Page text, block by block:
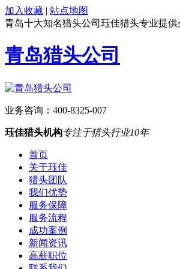
加入收藏 | 站点地图
青岛十大知名猎头公司珏佳猎头专业提
青岛猎头公司
业务咨询： 400-8325-007
珏佳猎头机构专注于猎头行业10年
首页
关于珏佳
猎头团队
我们优势
服务保障
服务流程
成功案例
新闻资讯
高薪职位